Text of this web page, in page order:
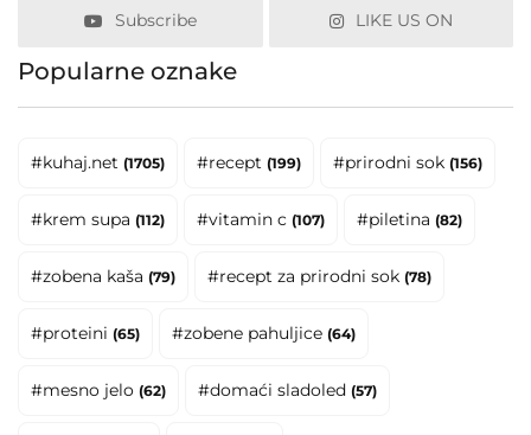
Subscribe LIKE US ON
Popularne oznake
#kuhaj.net (1705) #recept (199) #prirodni sok (156)
#krem supa (112) #vitamin c (107) #piletina (82)
#zobena kaša (79) #recept za prirodni sok (78)
#proteini (65) #zobene pahuljice (64)
#mesno jelo (62) #domaći sladoled (57)